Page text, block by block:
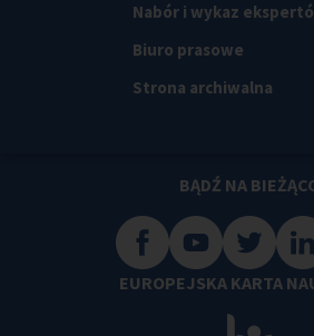
Nabór i wykaz
Biuro prasowe
Strona archiwalna
BĄDŹ NA
EUROPEJSKA KARTA